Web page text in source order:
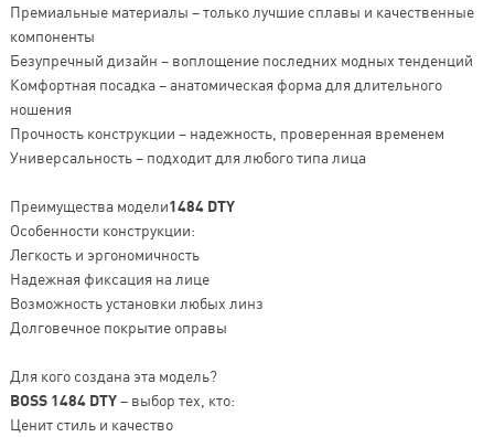
Премиальные материалы – только лучшие сплавы и качественные
компоненты
Безупречный дизайн – воплощение последних модных тенденций
Комфортная посадка – анатомическая форма для длительного
ношения
Прочность конструкции – надежность, проверенная временем
Универсальность – подходит для любого типа лица
Преимущества модели1484 DTY
Особенности конструкции:
Легкость и эргономичность
Надежная фиксация на лице
Возможность установки любых линз
Долговечное покрытие оправы
Для кого создана эта модель?
BOSS 1484 DTY– выбор тех, кто:
Ценит стиль и качество